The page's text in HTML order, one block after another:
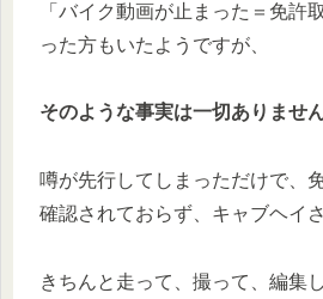
「バイク動画が止まった＝免許
った方もいたようですが、
そのような事実は一切ありません
噂が先行してしまっただけで、
確認されておらず、キャブヘイ
きちんと走って、撮って、編集